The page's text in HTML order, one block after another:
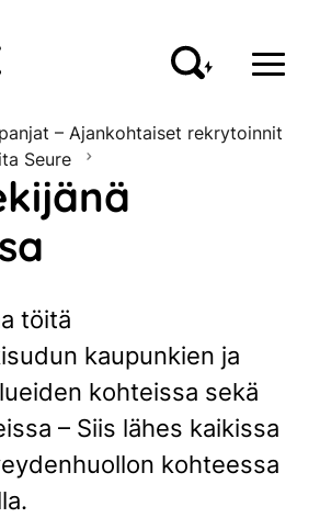
– Ajankohtaiset rekrytoinnit
Seure
töitä
kaupunkien ja
kohteissa sekä
– Siis lähes kaikissa
kohteessa